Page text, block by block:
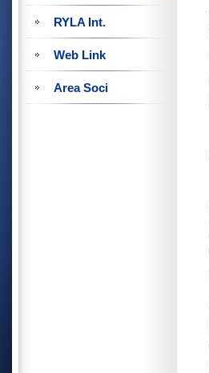
RYLA Int.
Web Link
Area Soci